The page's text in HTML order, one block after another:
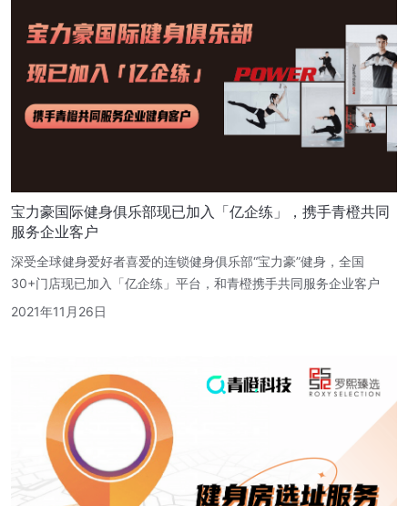
宝力豪国际健身俱乐部现已加入「亿企练」，携手青橙共同
服务企业客户
深受全球健身爱好者喜爱的连锁健身俱乐部“宝力豪”健身，全国
30+门店现已加入「亿企练」平台，和青橙携手共同服务企业客户
2021年11月26日